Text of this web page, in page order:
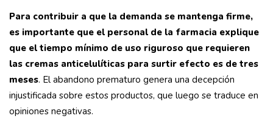
Para contribuir a que la demanda se mantenga firme,
es importante que el personal de la farmacia explique
que el tiempo mínimo de uso riguroso que requieren
las cremas anticelulíticas para surtir efecto es de tres
meses. El abandono prematuro genera una decepción
injustificada sobre estos productos, que luego se traduce en
opiniones negativas.